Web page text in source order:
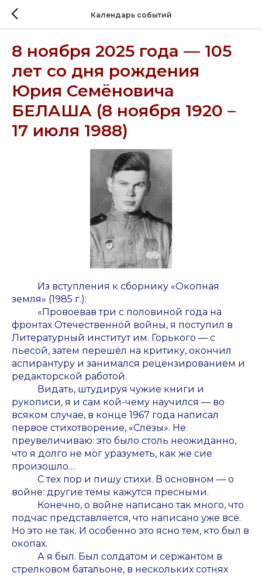
Календарь событий
8 ноября 2025 года — 105
лет со дня рождения
Юрия Семёновича
БЕЛАША (8 ноября 1920 –
17 июля 1988)
Из вступления к сборнику «Окопная
земля» (1985 г.):
«Провоевав три с половиной года на
фронтах Отечественной войны, я поступил в
Литературный институт им. Горького — с
пьесой, затем перешёл на критику, окончил
аспирантуру и занимался рецензированием и
редакторской работой.
Видать, штудируя чужие книги и
рукописи, я и сам кой-чему научился — во
всяком случае, в конце 1967 года написал
первое стихотворение, «Слёзы». Не
преувеличиваю: это было столь неожиданно,
что я долго не мог уразуметь, как же сие
произошло…
С тех пор и пишу стихи. В основном — о
войне: другие темы кажутся пресными.
Конечно, о войне написано так много, что
подчас представляется, что написано уже всё.
Но это не так. И особенно это ясно тем, кто был в
окопах.
А я был. Был солдатом и сержантом в
стрелковом батальоне, в нескольких сотнях